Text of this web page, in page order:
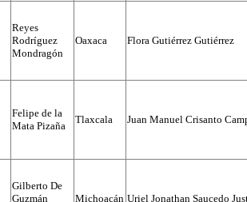
Reyes
Rodríguez
Mondragón
Oaxaca Flora Gutiérrez Gutiérrez
Felipe de la
Mata Pizaña
Tlaxcala Juan Manuel Crisanto
Gilberto De
Guzmán
Michoacán Uriel Jonathan Saucedo